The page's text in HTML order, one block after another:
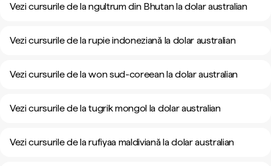
Vezi cursurile de la ngultrum din Bhutan la dolar australian
Vezi cursurile de la rupie indoneziană la dolar australian
Vezi cursurile de la won sud-coreean la dolar australian
Vezi cursurile de la tugrik mongol la dolar australian
Vezi cursurile de la rufiyaa maldiviană la dolar australian